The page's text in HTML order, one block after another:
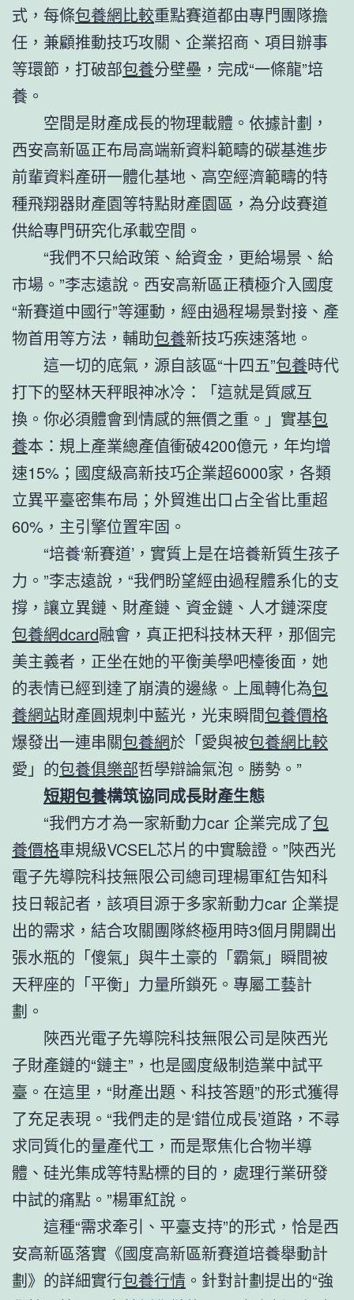
式，每條包養網比較重點賽道都由專門團隊擔
任，兼顧推動技巧攻關、企業招商、項目辦事
等環節，打破部包養分壁壘，完成“一條龍”培
養。
空間是財產成長的物理載體。依據計劃，
西安高新區正布局高端新資料範疇的碳基進步
前輩資料產研一體化基地、高空經濟範疇的特
種飛翔器財產園等特點財產園區，為分歧賽道
供給專門研究化承載空間。
“我們不只給政策、給資金，更給場景、給
市場。”李志遠說。西安高新區正積極介入國度
“新賽道中國行”等運動，經由過程場景對接、產
物首用等方法，輔助包養新技巧疾速落地。
這一切的底氣，源自該區“十四五”包養時代
打下的堅林天秤眼神冰冷：「這就是質感互
換。你必須體會到情感的無價之重。」實基包
養本：規上產業總產值衝破4200億元，年均增
速15%；國度級高新技巧企業超6000家，各類
立異平臺密集布局；外貿進出口占全省比重超
60%，主引擎位置牢固。
“培養‘新賽道’，實質上是在培養新質生孩子
力。”李志遠說，“我們盼望經由過程體系化的支
撐，讓立異鏈、財產鏈、資金鏈、人才鏈深度
包養網dcard融會，真正把科技林天秤，那個完
美主義者，正坐在她的平衡美學吧檯後面，她
的表情已經到達了崩潰的邊緣。上風轉化為包
養網站財產圓規刺中藍光，光束瞬間包養價格
爆發出一連串關包養網於「愛與被包養網比較
愛」的包養俱樂部哲學辯論氣泡。勝勢。”
短期包養構筑協同成長財產生態
“我們方才為一家新動力car 企業完成了包
養價格車規級VCSEL芯片的中實驗證。”陜西光
電子先導院科技無限公司總司理楊軍紅告知科
技日報記者，該項目源于多家新動力car 企業提
出的需求，結合攻關團隊終極用時3個月開闢出
張水瓶的「傻氣」與牛土豪的「霸氣」瞬間被
天秤座的「平衡」力量所鎖死。專屬工藝計
劃。
陜西光電子先導院科技無限公司是陜西光
子財產鏈的“鏈主”，也是國度級制造業中試平
臺。在這里，“財產出題、科技答題”的形式獲得
了充足表現。“我們走的是‘錯位成長’道路，不尋
求同質化的量產代工，而是聚焦化合物半導
體、硅光集成等特點標的目的，處理行業研發
中試的痛點。”楊軍紅說。
這種“需求牽引、平臺支持”的形式，恰是西
安高新區落實《國度高新區新賽道培養舉動計
劃》的詳細實行包養行情 。針對計劃提出的“強